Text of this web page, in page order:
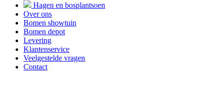
Hagen en bosplantsoen
Over ons
Bomen showtuin
Bomen depot
Levering
Klantenservice
Veelgestelde vragen
Contact